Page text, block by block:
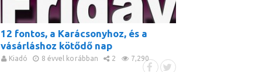
12 fontos, a Karácsonyhoz, és a
vásárláshoz kötődő nap
Kiadó 8 évvel korábban 2 7,290